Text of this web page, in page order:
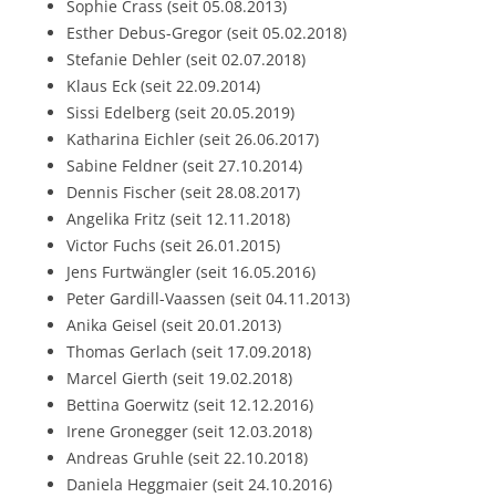
Sophie Crass (seit 05.08.2013)
Esther Debus-Gregor (seit 05.02.2018)
Stefanie Dehler (seit 02.07.2018)
Klaus Eck (seit 22.09.2014)
Sissi Edelberg (seit 20.05.2019)
Katharina Eichler (seit 26.06.2017)
Sabine Feldner (seit 27.10.2014)
Dennis Fischer (seit 28.08.2017)
Angelika Fritz (seit 12.11.2018)
Victor Fuchs (seit 26.01.2015)
Jens Furtwängler (seit 16.05.2016)
Peter Gardill-Vaassen (seit 04.11.2013)
Anika Geisel (seit 20.01.2013)
Thomas Gerlach (seit 17.09.2018)
Marcel Gierth (seit 19.02.2018)
Bettina Goerwitz (seit 12.12.2016)
Irene Gronegger (seit 12.03.2018)
Andreas Gruhle (seit 22.10.2018)
Daniela Heggmaier (seit 24.10.2016)